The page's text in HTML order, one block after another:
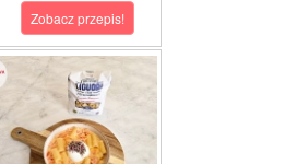
Zobacz przepis!